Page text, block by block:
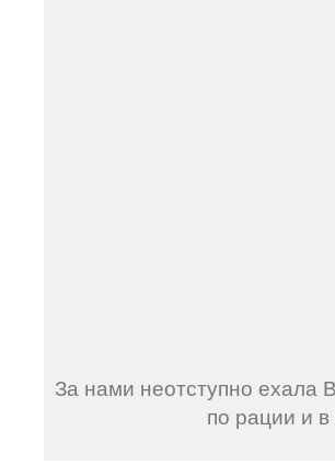
За нами неотступно ехала
по рации и